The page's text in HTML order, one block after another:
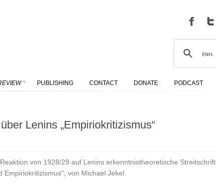
PUBLISHING CONTACT DONATE PODCAST
Lenins „Empiriokritizismus“
von 1928/29 auf Lenins erkenntnistheoretische Streitschrift
Empiriokritizismus“, von Michael Jekel.